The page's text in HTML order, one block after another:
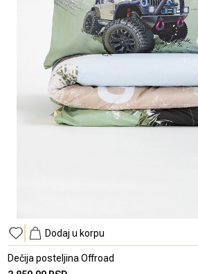
Dodaj u korpu
Dečija posteljina Offroad